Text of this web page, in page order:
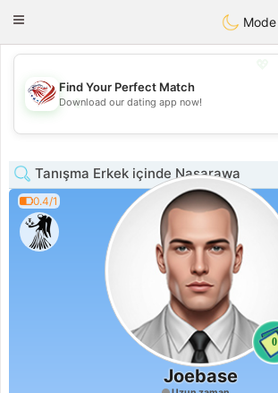
Dating
Toggle
Mode
💖
Find Your Perfect Match
Download our dating app now!
Tanışma Erkek içinde Nasarawa
0.4/1
0
Joebase